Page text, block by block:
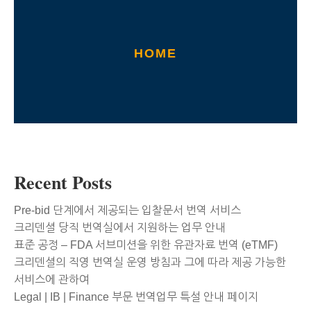
HOME
Recent Posts
Pre-bid 단계에서 제공되는 입찰문서 번역 서비스
크리덴셜 당직 번역실에서 지원하는 업무 안내
표준 공정 – FDA 서브미션을 위한 유관자료 번역 (eTMF)
크리덴셜의 직영 번역실 운영 방침과 그에 따라 제공 가능한
서비스에 관하여
Legal | IB | Finance 부문 번역업무 특설 안내 페이지